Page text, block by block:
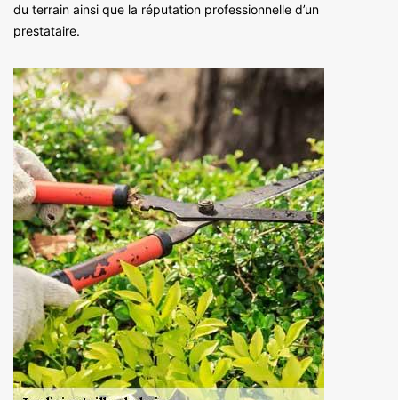
du terrain ainsi que la réputation professionnelle d’un
prestataire.